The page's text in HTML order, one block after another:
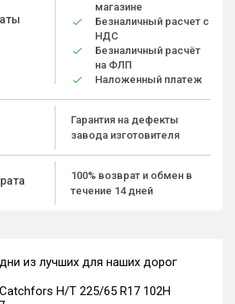
магазине
Безналичный расчет с
НДС
Безналичный расчёт
на ФЛП
Наложенный платеж
Гарантия на дефекты
завода изготовителя
100% возврат и обмен в
течение 14 дней
из лучших для наших дорог
H/T 225/65 R17 102H